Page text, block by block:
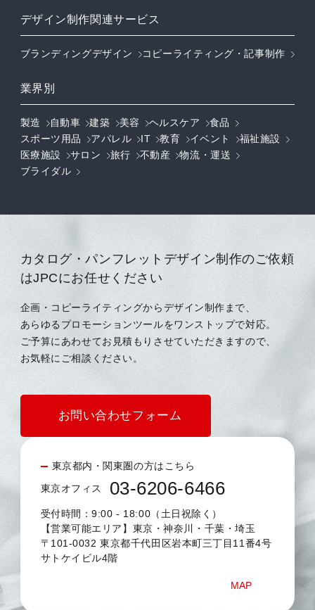
デザイン制作関連サービス
ブランディングデザイン コピーライティング・記事制作
業界別
製造 自動車 建築 美容 ヘルスケア
食品
スポーツ用品
アパレル IT 教育 イベント
福祉施設
医療施設
サロン 旅行 不動産
物流・運送
ブライダル
カタログ・パンフレットデザイン制作のご依頼
はJPCにお任せください
企画・コピーライティングからデザイン制作まで、
あらゆるプロモーションツールをワンストップで対応。
ご予算にあわせてお見積もりさせていただきますので、
お気軽にご相談ください。
お問い合わせフォーム
東京都内・関東圏の方はこちら
東京オフィス 03-6206-6466
受付時間：9:00 - 18:00（土日祝除く）
【営業可能エリア】東京・神奈川・千葉・埼玉
〒101-0032 東京都千代田区岩本町三丁目11番4号
サトケイビル4階
MAP